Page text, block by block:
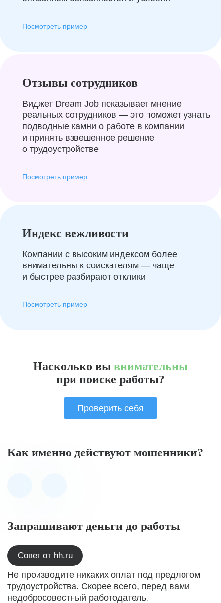
Посмотреть пример
Отзывы сотрудников
Виджет Dream Job показывает мнение
реальных сотрудников — это поможет узнать
подводные камни о работе в компании
и принять взвешенное решение
о трудоустройстве
Посмотреть пример
Индекс вежливости
Компании с высоким индексом более
внимательны к соискателям — чаще
и быстрее разбирают отклики
Посмотреть пример
Насколько вы внимательны
при поиске работы?
Проверить себя
Как именно действуют мошенники?
Запрашивают деньги до работы
Совет от hh.ru
Не производите никаких оплат под предлогом
трудоустройства. Скорее всего, перед вами
недобросовестный работодатель.